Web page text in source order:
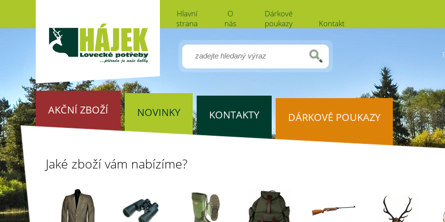
Hlavní
strana
O
nás
Dárkové
poukazy
Kontakt
AKČNÍ ZBOŽÍ NOVINKY KONTAKTY DÁRKOVÉ POUKAZY
Jaké zboží vám nabízíme?